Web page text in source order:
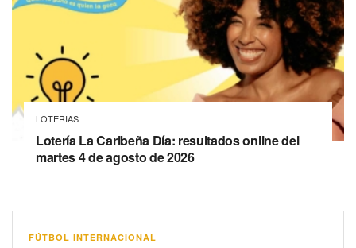
LOTERIAS
Lotería La Caribeña Día: resultados online del
martes 4 de agosto de 2026
FÚTBOL INTERNACIONAL